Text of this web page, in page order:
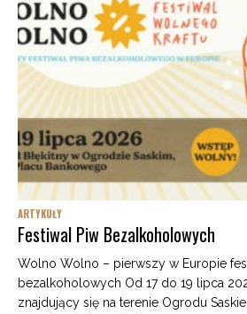
ARTYKUŁY
Festiwal Piw Bezalkoholowych
Wolno Wolno – pierwszy w Europie
bezalkoholowych Od 17 do 19 lipca
znajdujący się na terenie Ogrodu